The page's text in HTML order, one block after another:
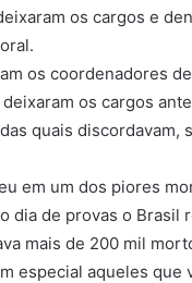
os cargos e
os coordenadores
os cargos
quais discordavam,
em um dos piores
dia de provas o
mais de 200 mil
especial aqueles que